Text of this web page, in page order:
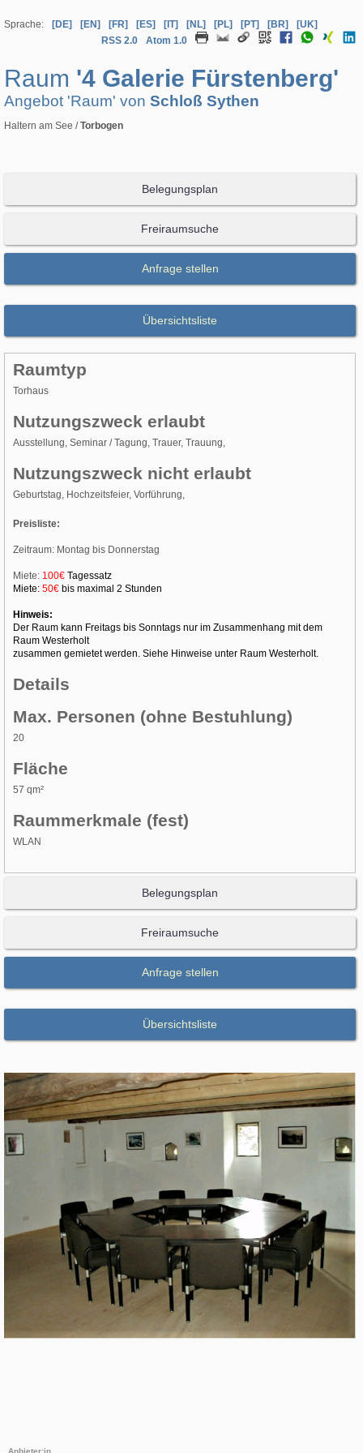
Sprache: [DE] [EN] [FR] [ES] [IT] [NL] [PL] [PT] [BR]
[UK]
RSS 2.0
Atom 1.0
Raum '4 Galerie Fürstenberg'
Angebot 'Raum' von Schloß Sythen
Haltern am See /Torbogen
Belegungsplan
Freiraumsuche
Anfrage stellen
Übersichtsliste
Raumtyp
Torhaus
Nutzungszweck erlaubt
Ausstellung, Seminar / Tagung, Trauer, Trauung,
Nutzungszweck nicht erlaubt
Geburtstag, Hochzeitsfeier, Vorführung,
Preisliste:
Zeitraum: Montag bis Donnerstag
Miete: 100€ Tagessatz
Miete: 50€ bis maximal 2 Stunden
Hinweis:
Der Raum kann Freitags bis Sonntags nur im Zusammenhang mit dem
Raum Westerholt
zusammen gemietet werden. Siehe Hinweise unter Raum Westerholt.
Details
Max. Personen (ohne Bestuhlung)
20
Fläche
57 qm²
Raummerkmale (fest)
WLAN
Belegungsplan
Freiraumsuche
Anfrage stellen
Übersichtsliste
Anbieter:in